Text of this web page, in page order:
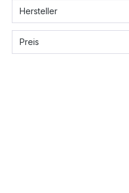
Hersteller
Preis